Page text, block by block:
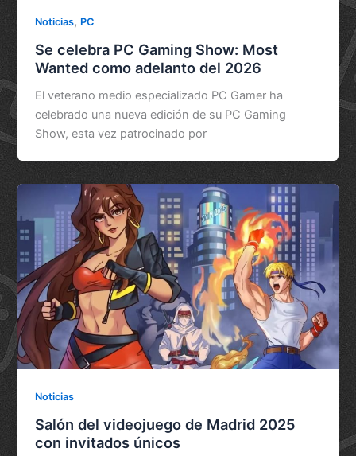
Noticias, PC
Se celebra PC Gaming Show: Most
Wanted como adelanto del 2026
El veterano medio especializado PC Gamer ha
celebrado una nueva edición de su PC Gaming
Show, esta vez patrocinado por
Noticias
Salón del videojuego de Madrid 2025
con invitados únicos